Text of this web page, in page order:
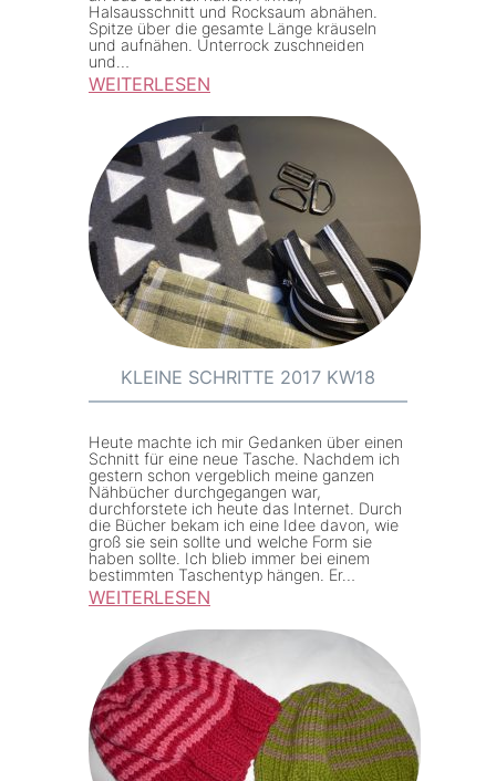
S
c
h
t
e
2
0
W
4
Halsausschnitt und Rocksaum abnähen.
Spitze über die gesamte Länge kräuseln
und aufnähen. Unterrock zuschneiden
und…
WEITERLESEN
e
i
n
e
r
t
t
e
2
0
1
W
6
KLEINE SCHRITTE 2017 KW18
Heute machte ich mir Gedanken über einen
Schnitt für eine neue Tasche. Nachdem ich
gestern schon vergeblich meine ganzen
Nähbücher durchgegangen war,
durchforstete ich heute das Internet. Durch
die Bücher bekam ich eine Idee davon, wie
groß sie sein sollte und welche Form sie
haben sollte. Ich blieb immer bei einem
bestimmten Taschentyp hängen. Er…
WEITERLESEN
e
i
n